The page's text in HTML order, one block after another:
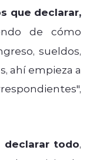
que declarar,
de cómo
sueldos,
ahí empieza a
declarar todo,